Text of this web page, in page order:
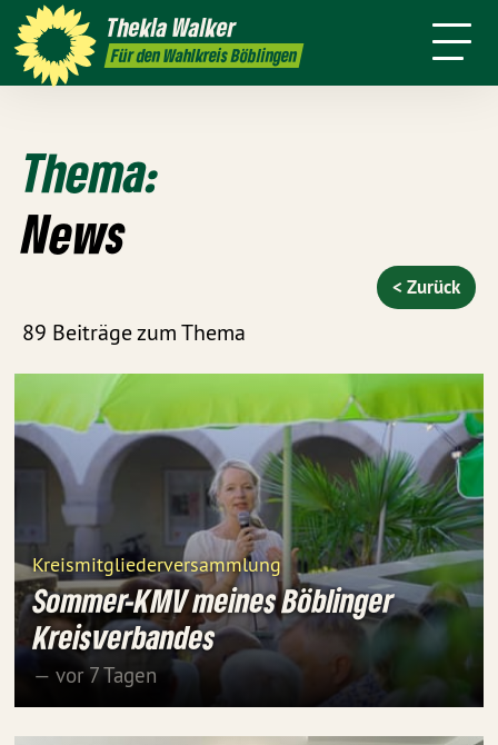
TheklaWalker
Für den Wahlkreis Böblingen
Termine Presse Kontakt
Themen
Thema:
News
89 Beiträge zum Thema
< Zurück
Kreismitgliederversammlung
Sommer-KMV meines Böblinger
Kreisverbandes
— vor 7 Tagen